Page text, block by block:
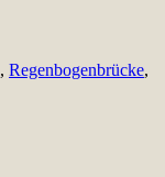
, Regenbogenbrücke,